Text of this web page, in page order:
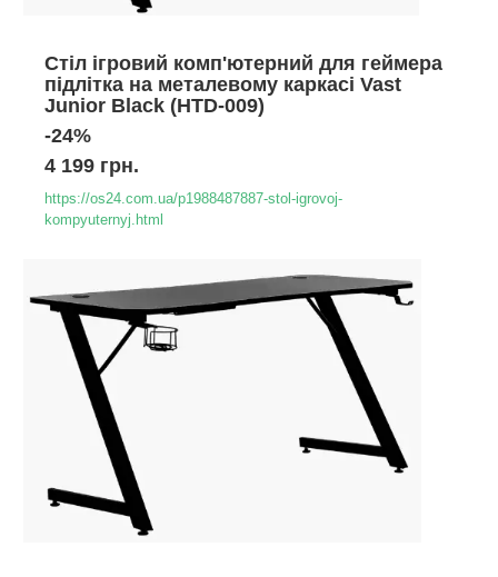
Стіл ігровий комп'ютерний для геймера
підлітка на металевому каркасі Vast
Junior Black (HTD-009)
-24%
4 199 грн.
https://os24.com.ua/p1988487887-stol-igrovoj-
kompyuternyj.html